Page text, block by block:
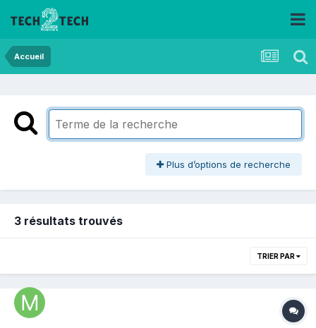
Accueil
Plus d’options de recherche
3 résultats trouvés
TRIER PAR